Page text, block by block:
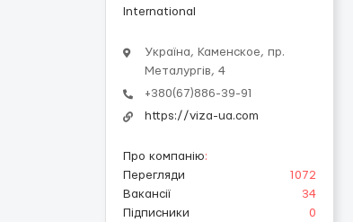
International
Україна, Каменское, пр.
Металургів, 4
+380(67)886-39-91
https://viza-ua.com
Про компанію:
Перегляди
1072
Вакансії
34
Підписники
0